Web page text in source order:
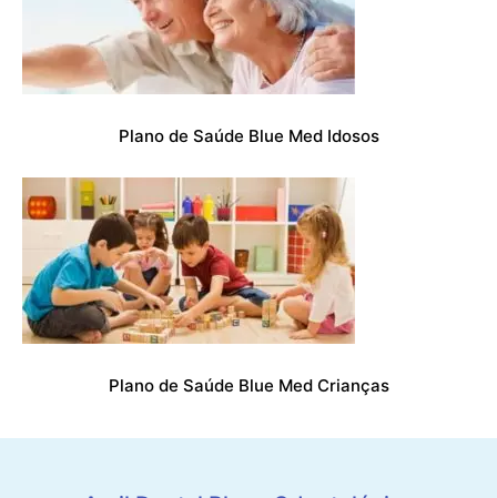
Plano de Saúde Blue Med Idosos
Plano de Saúde Blue Med Crianças